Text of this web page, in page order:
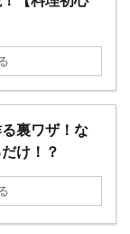
裏ワザ！な
け！？